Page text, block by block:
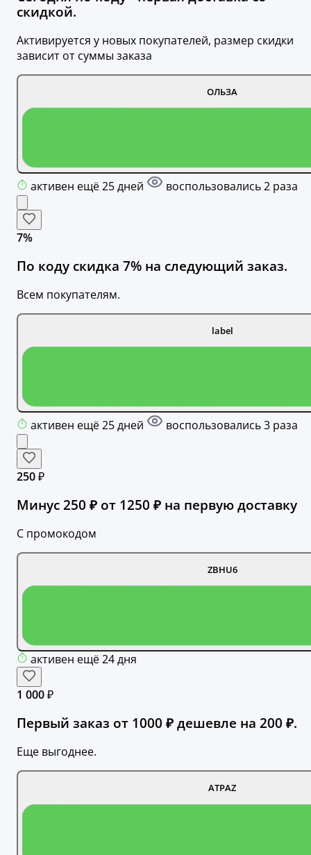
скидкой.
Активируется у новых покупателей, размер скидки
зависит от суммы заказа
ОЛЬЗА
активен ещё 25 дней воспользовались 2 раза
7%
По коду скидка 7% на следующий заказ.
Всем покупателям.
label
активен ещё 25 дней воспользовались 3 раза
250 ₽
Минус 250 ₽ от 1250 ₽ на первую доставку
С промокодом
ZBHU6
активен ещё 24 дня
1 000 ₽
Первый заказ от 1000 ₽ дешевле на 200 ₽.
Еще выгоднее.
ATPAZ